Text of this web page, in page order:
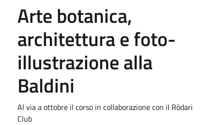
Arte botanica,
architettura e foto-
illustrazione alla
Baldini
Al via a ottobre il corso in collaborazione con il Ròdari
Club